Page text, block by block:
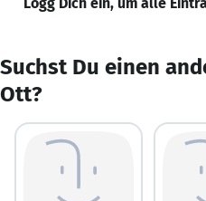
Suchst Du einen
Ott?